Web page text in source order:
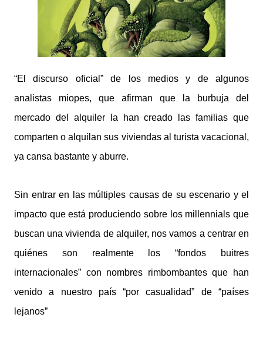
“El discurso oficial” de los medios y de algunos
analistas miopes, que afirman que la burbuja del
mercado del alquiler la han creado las familias que
comparten o alquilan sus viviendas al turista vacacional,
ya cansa bastante y aburre.
Sin entrar en las múltiples causas de su escenario y el
impacto que está produciendo sobre los millennials que
buscan una vivienda de alquiler, nos vamos a centrar en
quiénes son realmente los “fondos buitres
internacionales” con nombres rimbombantes que han
venido a nuestro país “por casualidad” de “países
lejanos”